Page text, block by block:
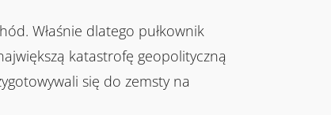
Właśnie dlatego pułkownik
katastrofę geopolityczną
się do zemsty na